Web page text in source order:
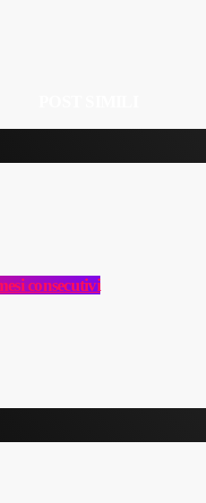
consecutivi